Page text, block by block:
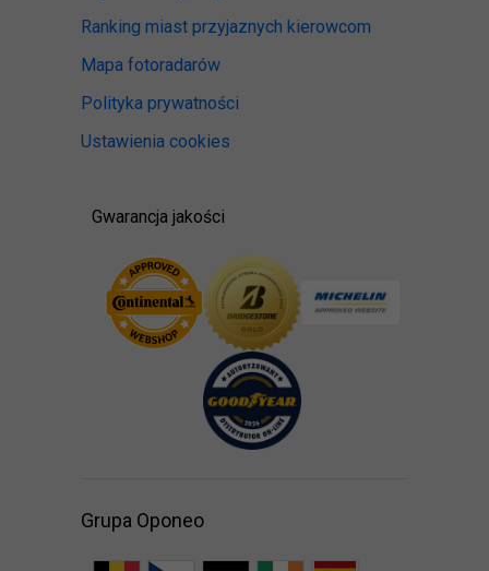
Ranking miast przyjaznych kierowcom
Mapa fotoradarów
Polityka prywatności
Ustawienia cookies
Gwarancja jakości
Grupa Oponeo